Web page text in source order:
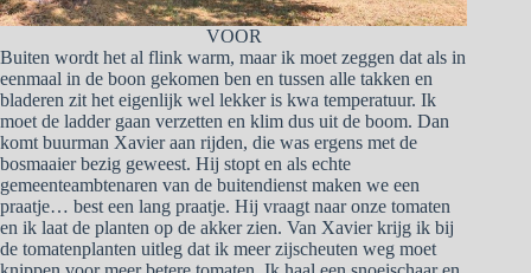
VOOR
Buiten wordt het al flink warm, maar ik moet zeggen dat als in
eenmaal in de boon gekomen ben en tussen alle takken en
bladeren zit het eigenlijk wel lekker is kwa temperatuur. Ik
moet de ladder gaan verzetten en klim dus uit de boom. Dan
komt buurman Xavier aan rijden, die was ergens met de
bosmaaier bezig geweest. Hij stopt en als echte
gemeenteambtenaren van de buitendienst maken we een
praatje… best een lang praatje. Hij vraagt naar onze tomaten
en ik laat de planten op de akker zien. Van Xavier krijg ik bij
de tomatenplanten uitleg dat ik meer zijscheuten weg moet